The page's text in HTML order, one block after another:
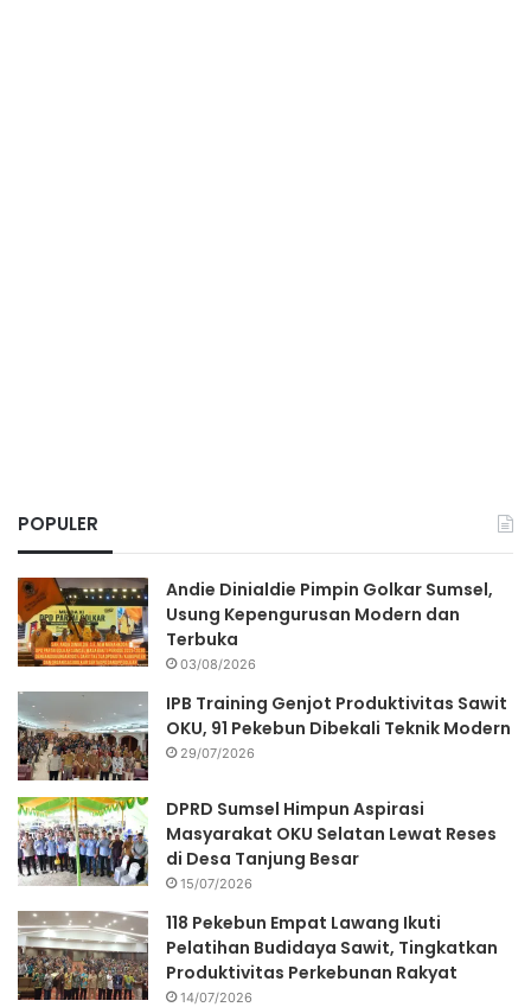
POPULER
Andie Dinialdie Pimpin Golkar Sumsel,
Usung Kepengurusan Modern dan
Terbuka
03/08/2026
IPB Training Genjot Produktivitas Sawit
OKU, 91 Pekebun Dibekali Teknik Modern
29/07/2026
DPRD Sumsel Himpun Aspirasi
Masyarakat OKU Selatan Lewat Reses
di Desa Tanjung Besar
15/07/2026
118 Pekebun Empat Lawang Ikuti
Pelatihan Budidaya Sawit, Tingkatkan
Produktivitas Perkebunan Rakyat
14/07/2026